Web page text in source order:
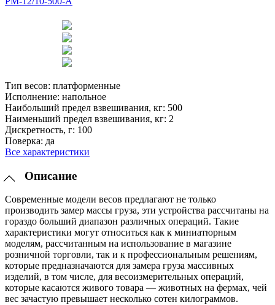
Тип весов: платформенные
Исполнение: напольное
Наибольший предел взвешивания, кг: 500
Наименьший предел взвешивания, кг: 2
Дискретность, г: 100
Поверка: да
Все характеристики
Описание
Современные модели весов предлагают не только
производить замер массы груза, эти устройства рассчитаны на
гораздо больший диапазон различных операций. Такие
характеристики могут относиться как к миниатюрным
моделям, рассчитанным на использование в магазине
розничной торговли, так и к профессиональным решениям,
которые предназначаются для замера груза массивных
изделий, в том числе, для весоизмерительных операций,
которые касаются живого товара — животных на фермах, чей
вес зачастую превышает несколько сотен килограммов.